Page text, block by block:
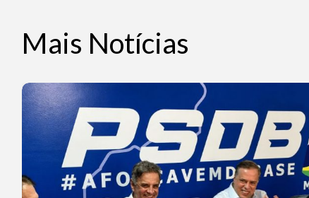
Mais Notícias